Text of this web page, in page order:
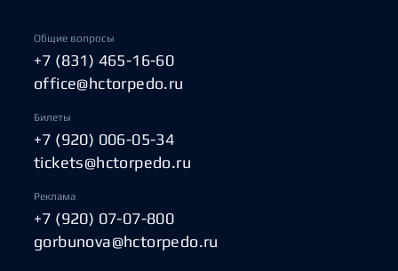
Общие вопросы
+7 (831) 465-16-60
office@hctorpedo.ru
Билеты
+7 (920) 006-05-34
tickets@hctorpedo.ru
Реклама
+7 (920) 07-07-800
gorbunova@hctorpedo.ru